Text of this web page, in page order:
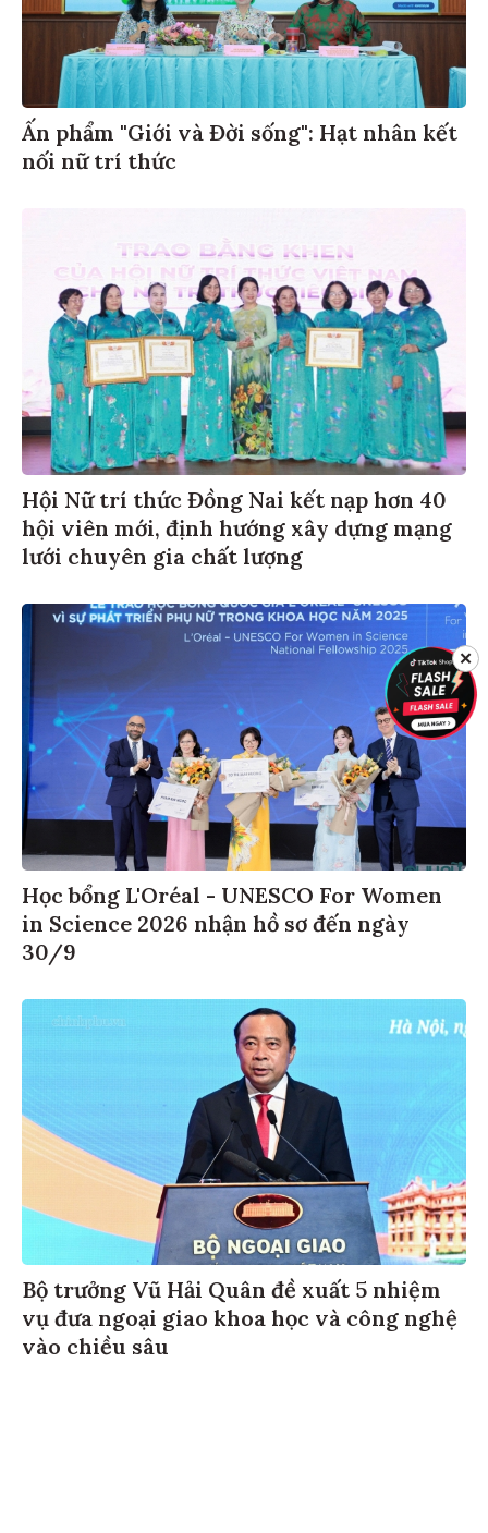
Ấn phẩm "Giới và Đời sống": Hạt nhân kết
nối nữ trí thức
Hội Nữ trí thức Đồng Nai kết nạp hơn 40
hội viên mới, định hướng xây dựng mạng
lưới chuyên gia chất lượng
Học bổng L'Oréal - UNESCO For Women
in Science 2026 nhận hồ sơ đến ngày
30/9
Bộ trưởng Vũ Hải Quân đề xuất 5 nhiệm
vụ đưa ngoại giao khoa học và công nghệ
vào chiều sâu
✕